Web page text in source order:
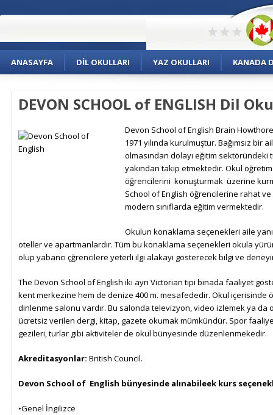
ANASAYFA DIL OKULLARI YAZ OKULLARI KANADA
DEVON SCHOOL of ENGLISH Dil
Devon School of English Brain
1971 yılında kurulmuştur. Bağımsız bir
olmasından dolayı eğitim sektöründeki
yakından takip etmektedir. Okul
öğrencilerini konuşturmak üzerine
School of English öğrencilerine rahat
modern sınıflarda eğitim vermektedir.
Okulun konaklama seçenekleri aile
oteller ve apartmanlardır. Tüm bu konaklama seçenekleri okula
olup yabancı çğrencilere yeterli ilgi alakayı gösterecek bilgi ve
The Devon School of English iki ayrı Victorian tipi binada faaliyet
kent merkezine hem de denize 400 m. mesafededir. Okul içerisinde
dinlenme salonu vardır. Bu salonda televizyon, video izlemek ya da
ücretsiz verilen dergi, kitap, gazete okumak mümkündür. Spor
gezileri, turlar gibi aktiviteler de okul bünyesinde düzenlenmekedir.
Akreditasyonlar: British Council.
Devon School of English bünyesinde alınabileek kurs
•Genel İngilizce